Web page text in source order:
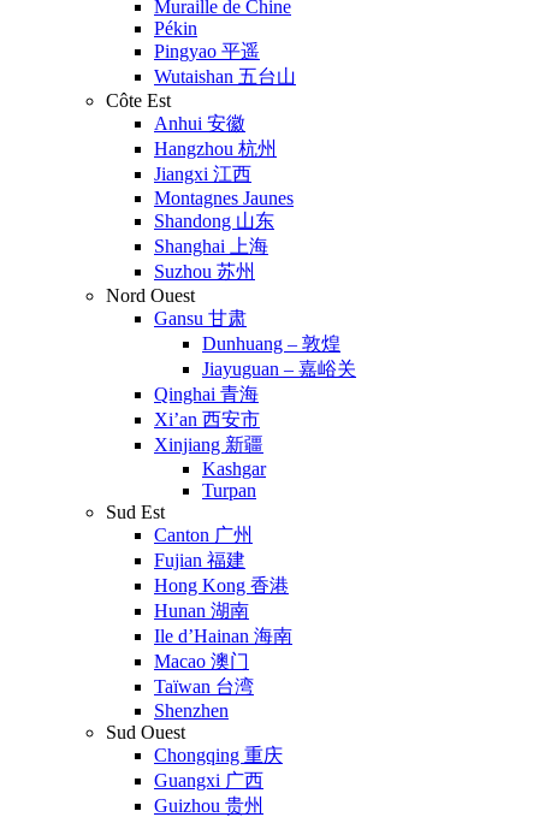
Muraille de Chine
Pékin
Pingyao 平遥
Wutaishan 五台山
Côte Est
Anhui 安徽
Hangzhou 杭州
Jiangxi 江西
Montagnes Jaunes
Shandong 山东
Shanghai 上海
Suzhou 苏州
Nord Ouest
Gansu 甘肃
Dunhuang – 敦煌
Jiayuguan – 嘉峪关
Qinghai 青海
Xi’an 西安市
Xinjiang 新疆
Kashgar
Turpan
Sud Est
Canton 广州
Fujian 福建
Hong Kong 香港
Hunan 湖南
Ile d’Hainan 海南
Macao 澳门
Taïwan 台湾
Shenzhen
Sud Ouest
Chongqing 重庆
Guangxi 广西
Guizhou 贵州